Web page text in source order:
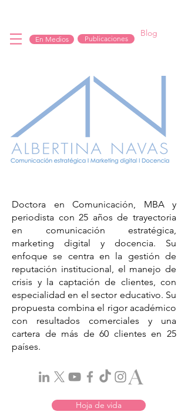
En Medios Publicaciones
Blog
Doctora en Comunicación, MBA y
periodista con 25 años de trayectoria
en comunicación estratégica,
marketing digital y docencia. Su
enfoque se centra en la gestión de
reputación institucional, el manejo de
crisis y la captación de clientes, con
especialidad en el sector educativo. Su
propuesta combina el rigor académico
con resultados comerciales y una
cartera de más de 60 clientes en 25
países.
Hoja de vida